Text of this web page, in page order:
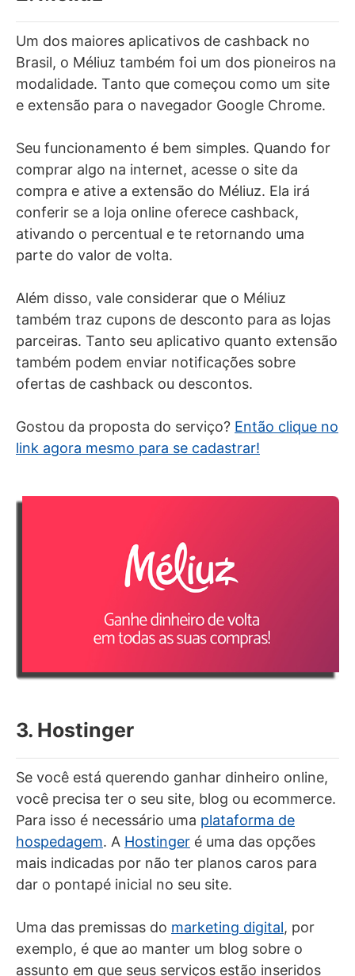
Um dos maiores aplicativos de cashback no
Brasil, o Méliuz também foi um dos pioneiros na
modalidade. Tanto que começou como um site
e extensão para o navegador Google Chrome.
Seu funcionamento é bem simples. Quando for
comprar algo na internet, acesse o site da
compra e ative a extensão do Méliuz. Ela irá
conferir se a loja online oferece cashback,
ativando o percentual e te retornando uma
parte do valor de volta.
Além disso, vale considerar que o Méliuz
também traz cupons de desconto para as lojas
parceiras. Tanto seu aplicativo quanto extensão
também podem enviar notificações sobre
ofertas de cashback ou descontos.
Gostou da proposta do serviço? Então clique no
link agora mesmo para se cadastrar!
3. Hostinger
Se você está querendo ganhar dinheiro online,
você precisa ter o seu site, blog ou ecommerce.
Para isso é necessário uma plataforma de
hospedagem. A Hostinger é uma das opções
mais indicadas por não ter planos caros para
dar o pontapé inicial no seu site.
Uma das premissas do marketing digital, por
exemplo, é que ao manter um blog sobre o
assunto em que seus serviços estão inseridos